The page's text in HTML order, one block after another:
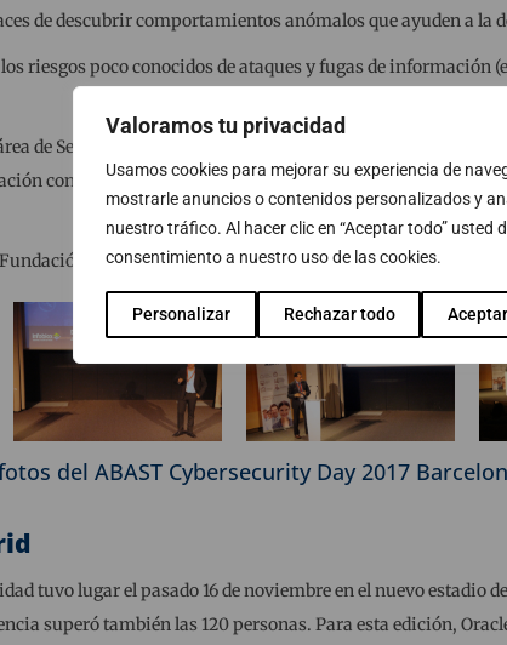
Valoramos tu privacidad
Usamos cookies para mejorar su experiencia de
mostrarle anuncios o contenidos personalizados y
nuestro tráfico. Al hacer clic en “Aceptar todo” usted
consentimiento a nuestro uso de las cookies.
Personalizar Rechazar todo
de descubrir comportamientos anómalos que ayuden a la
riesgos poco conocidos de ataques y fugas de información
de Seguridad y Comunicaciones de ABAST, presentó
con Proficio. José hizo también u resumen de toda la
Miró, con espectaculares vistas de Barcelona.
del ABAST Cybersecurity Day 2017
tuvo lugar el pasado 16 de noviembre en el nuevo estadio
superó también las 120 personas. Para esta edición,